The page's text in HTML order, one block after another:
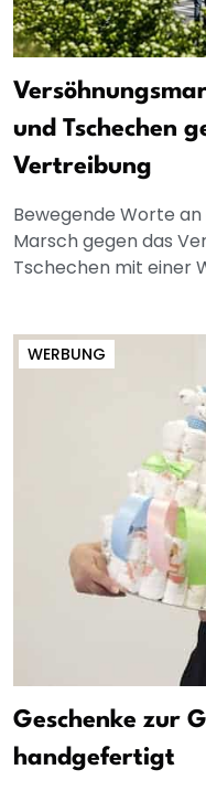
und Tschechen
Vertreibung
Bewegende Worte
Marsch gegen das
Tschechen mit einer
WERBUNG
Geschenke zur
handgefertigt